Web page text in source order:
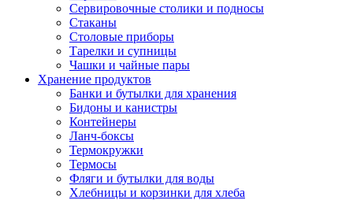
Сервировочные столики и подносы
Стаканы
Столовые приборы
Тарелки и супницы
Чашки и чайные пары
Хранение продуктов
Банки и бутылки для хранения
Бидоны и канистры
Контейнеры
Ланч-боксы
Термокружки
Термосы
Фляги и бутылки для воды
Хлебницы и корзинки для хлеба